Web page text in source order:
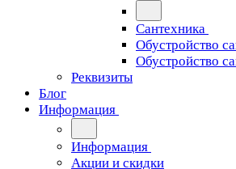
Сантехника
Обустройство
Обустройство
Реквизиты
Блог
Информация
Информация
Акции и скидки